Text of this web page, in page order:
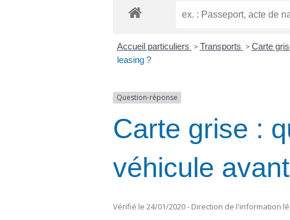
Accueil particuliers > Transports > Carte
leasing ?
Question-réponse
Carte grise :
véhicule
Vérifié le 24/01/2020 - Direction de l'information